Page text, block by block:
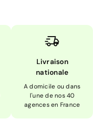
Livraison
nationale
A domicile ou dans
l'une de nos 40
agences en France